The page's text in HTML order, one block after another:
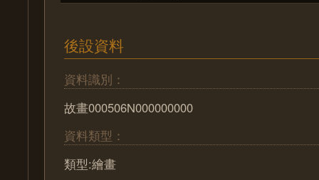
後設資料
資料識別：
故畫000506N000000000
資料類型：
類型:繪畫